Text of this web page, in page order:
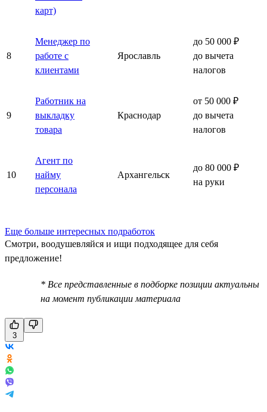
карт)
8
Менеджер по
работе с
клиентами
Ярославль
до 50 000 ₽
до вычета
налогов
9
Работник на
выкладку
товара
Краснодар
от 50 000 ₽
до вычета
налогов
10
Агент по
найму
персонала
Архангельск
до 80 000 ₽
на руки
Еще больше интересных подработок
Смотри, воодушевляйся и ищи подходящее для себя
предложение!
* Все представленные в подборке позиции актуальны
на момент публикации материала
3